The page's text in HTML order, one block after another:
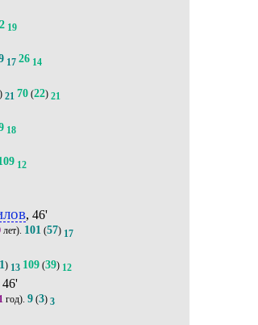
19
17 26 14
) 21 70 (22) 21
18
12
, 46'
лет). 101(57) 17
) 13 109 (39) 12
46'
год). 9(3) 3